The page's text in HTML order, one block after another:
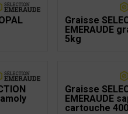
Graisse
EMERAUDE
5kg
Graisse
EMERAUDE
cartouche